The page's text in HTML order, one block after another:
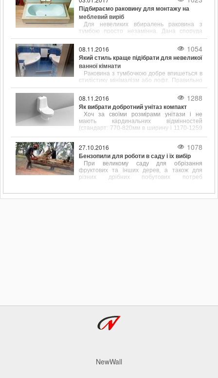
кернер, кусачки і інші інструменти.
Підбираємо раковину для монтажу на
меблевий виріб
Для невеликих вбиралень раковина з
тумбою просто незамінна. Дана споруда
відрізняється підвищеною
функціональністю і привабливим зовнішнім
виглядом.
08.11.2016 1054
Який стиль краще підібрати для невеликої
ванної кімнати
Раковина з тумбочкою добре впишеться в
стилістику мінімалізм або лофт. Правильно
підібрані розміри сантехніки допоможуть
08.11.2016 1288
Як вибрати добротний унітаз компакт
Хоч за своїми розмірами унітази і не
мають кардинальних відмінностей
(стандарт: 770-820мм в ширину і 1170-1259
розміром потрібно враховувати.
27.10.2016 1078
Бензопили для роботи в саду і їх вибір
При великому саду для обрізання
фруктових та інших дерев, а також для
різних дрібних побутових потреб
для майбутнього паркану дуже до речі
NewWall